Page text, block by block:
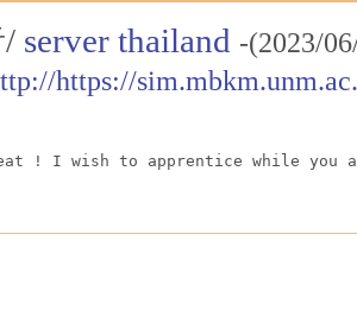
server thailand -(2023/
https://
! I wish to apprentice while you